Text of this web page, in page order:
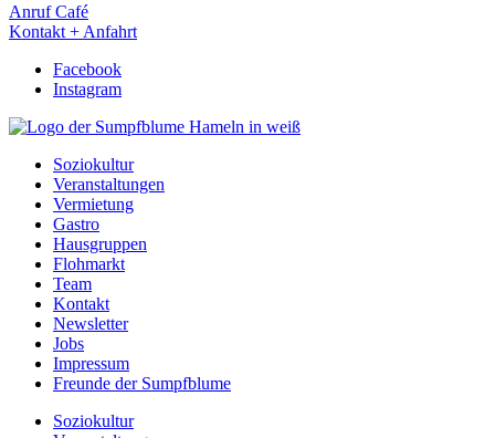
Anruf Café
Kontakt + Anfahrt
Facebook
Instagram
Soziokultur
Veranstaltungen
Vermietung
Gastro
Hausgruppen
Flohmarkt
Team
Kontakt
Newsletter
Jobs
Impressum
Freunde der Sumpfblume
Soziokultur